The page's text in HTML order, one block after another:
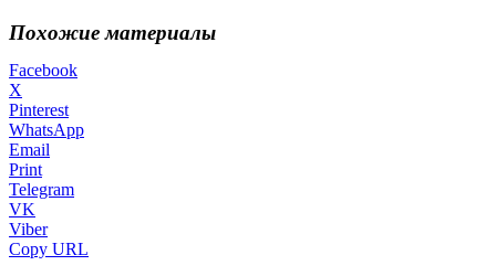
Похожие материалы
Facebook
X
Pinterest
WhatsApp
Email
Print
Telegram
VK
Viber
Copy URL